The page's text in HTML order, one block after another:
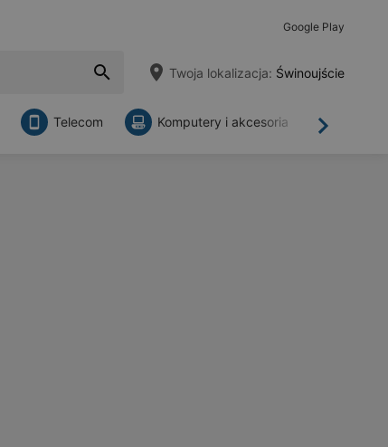
Google Play
Twoja lokalizacja: Świnoujście
Dalej
Telecom Komputery i akcesoria